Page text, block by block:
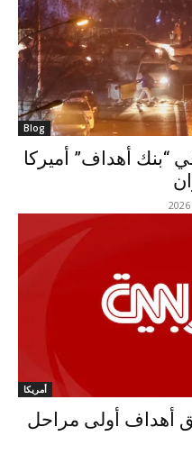
Blog
“بنك أهداف” أميركا
أمريكا
أهداف أولى مراحل